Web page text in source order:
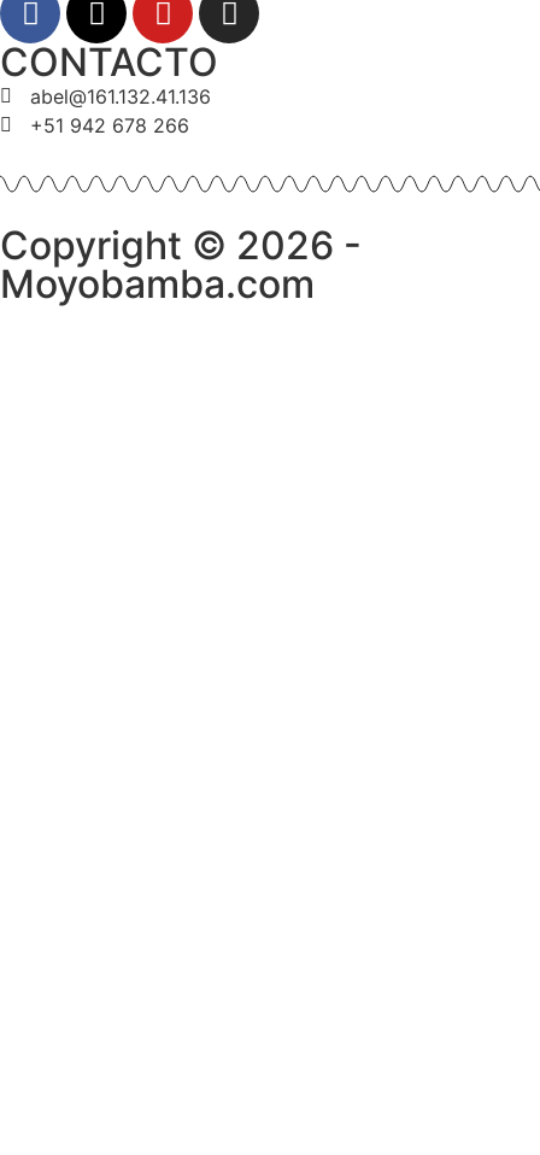
CONTACTO
abel@161.132.41.136
+51 942 678 266
Copyright © 2026 -
Moyobamba.com